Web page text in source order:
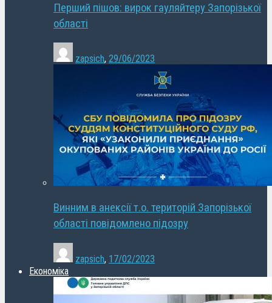
Перший пішов: вирок гауляйтеру Запорізької
області
zapsich, 29/06/2023
Винним в анексії т.о. територій Запорізької
області повідомлено підозру
zapsich, 17/02/2023
Економіка